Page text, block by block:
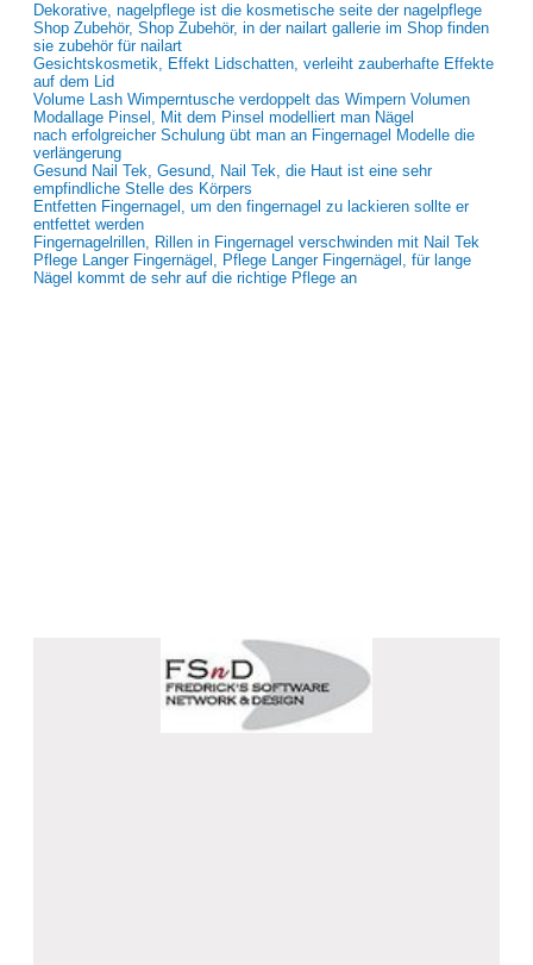
Dekorative, nagelpflege ist die kosmetische seite der nagelpflege
Shop Zubehör, Shop Zubehör, in der nailart gallerie im Shop finden
sie zubehör für nailart
Gesichtskosmetik, Effekt Lidschatten, verleiht zauberhafte Effekte
auf dem Lid
Volume Lash Wimperntusche verdoppelt das Wimpern Volumen
Modallage Pinsel, Mit dem Pinsel modelliert man Nägel
nach erfolgreicher Schulung übt man an Fingernagel Modelle die
verlängerung
Gesund Nail Tek, Gesund, Nail Tek, die Haut ist eine sehr
empfindliche Stelle des Körpers
Entfetten Fingernagel, um den fingernagel zu lackieren sollte er
entfettet werden
Fingernagelrillen, Rillen in Fingernagel verschwinden mit Nail Tek
Pflege Langer Fingernägel, Pflege Langer Fingernägel, für lange
Nägel kommt de sehr auf die richtige Pflege an